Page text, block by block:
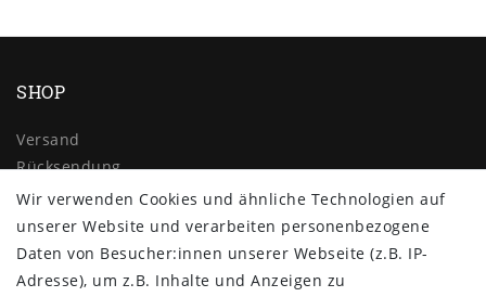
SHOP
Versand
Rücksendung
Widerrufs­recht
Impressum
Daten­schutz­erklärung
AGB
Wir verwenden Cookies und ähnliche Technologien auf
unserer Website und verarbeiten personenbezogene
Daten von Besucher:innen unserer Webseite (z.B. IP-
Adresse), um z.B. Inhalte und Anzeigen zu